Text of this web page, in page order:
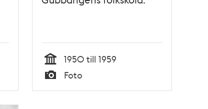
Tid
1950 till 1959
Typ
Foto